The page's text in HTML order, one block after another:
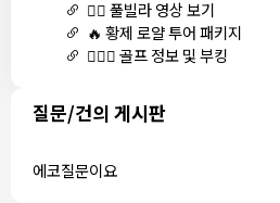
🏊‍♀️ 풀빌라 영상 보기
🔥 황제 로얄 투어 패키지
🏌🏻‍♂️ 골프 정보 및 부킹
질문/건의 게시판
에코질문이요